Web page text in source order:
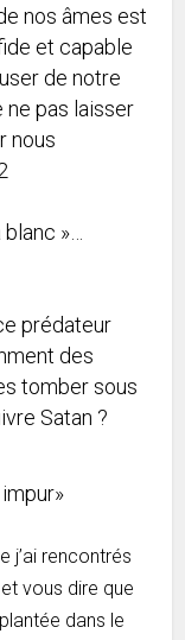
nos âmes est
et capable
de notre
ne pas laisser
nous
blanc »…
prédateur
des
tomber sous
Satan ?
j’ai rencontrés
vous dire que
dans le